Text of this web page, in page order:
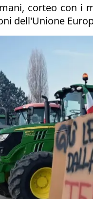
corteo con i
dell'Unione